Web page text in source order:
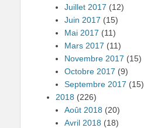
Juillet 2017 (12)
Juin 2017 (15)
Mai 2017 (11)
Mars 2017 (11)
Novembre 2017 (15)
Octobre 2017 (9)
Septembre 2017 (15)
2018 (226)
Août 2018 (20)
Avril 2018 (18)